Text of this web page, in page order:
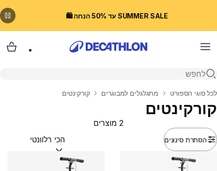
SUMMER SALE עד 50% הנחה 🛍️
Menu
פתיחת חיפוש
בית
לכל סוגי הספורט מתגלגלים למבוגרים קורקינטים
קורקינטים
הסתרת סינונים
2 מוצרים
מיין לפי:(optional)